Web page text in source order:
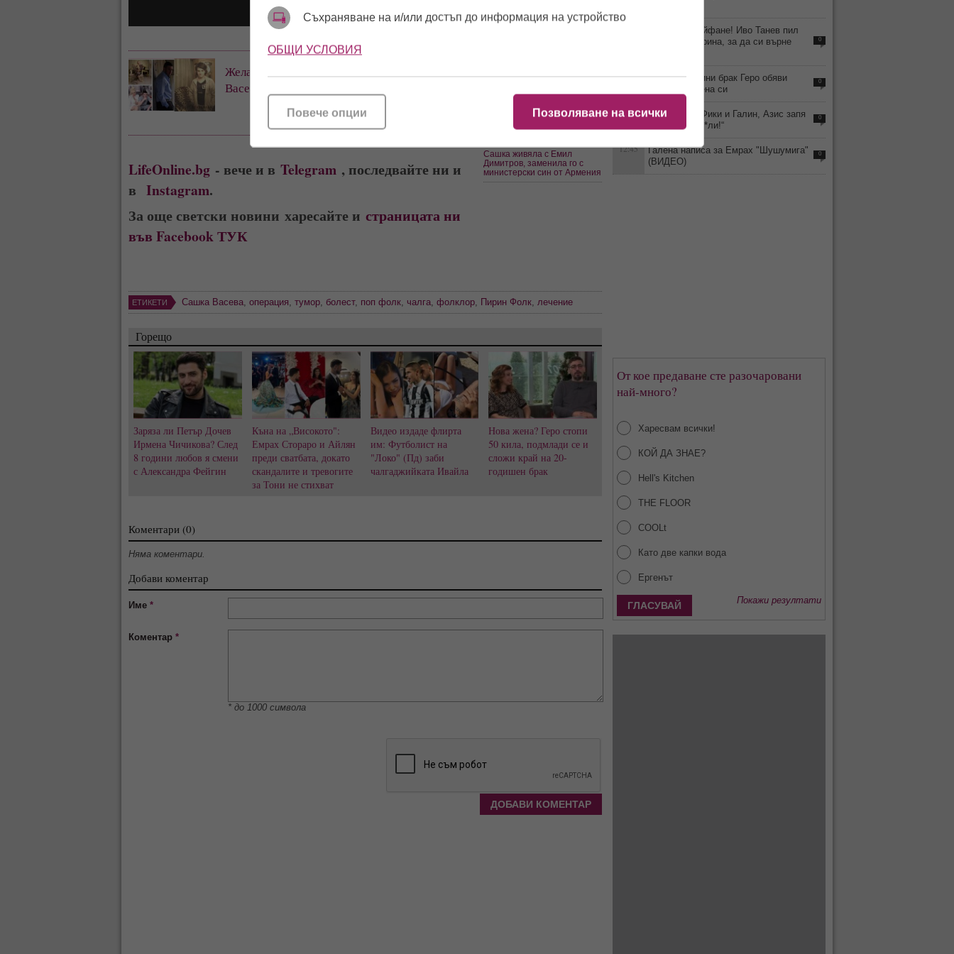
Желан ерген! Порасналият син на Сашка
Васева стана красив абитуриент! (ГАЛЕРИЯ)
LifeOnline.bg - вече и в Telegram , последвайте ни и
в Instagram.
За още светски новини харесайте и страницата ни
във Facebook ТУК
Прекръстиха лакомата
скандалните изцепки на
Васева за Богданска: Тя е
Сашка живяла с Емил
Димитров, заменила го с
министерски син от Армения
ЕТИКЕТИ Сашка Васева, операция, тумор, болест, поп фолк, чалга, фолклор, Пирин Фолк, лечение
Горещо
Заряза ли Петър Дочев
Ирмена Чичикова? След
8 години любов я смени
с Александра Фейгин
Къна на „Високото":
Емрах Стораро и Айлян
преди сватбата, докато
скандалите и тревогите
за Тони не стихват
Видео издаде флирта
им: Футболист на
"Локо" (Пд) заби
чалгаджийката Ивайла
Нова жена? Геро стопи
50 кила, подмлади се и
сложи край на 20-
годишен брак
Коментари (0)
Няма коментари.
Добави коментар
Име *
Коментар *
* до 1000 символа
Смрад и драйфане! Иво Танев пил
магарешка урина, за да си върне
0
16:00
След 18 години брак Геро обяви
развода с жена си
0
11:58
На фона на Фики и Галин, Азис запя
„Аман от пед*ли!“
0
12:45
Галена написа за Емрах "Шушумига"
(ВИДЕО)
0
От кое предаване сте разочаровани
най-много?
Харесвам всички!
КОЙ ДА ЗНАЕ?
Hell's Kitchen
THE FLOOR
COOLt
Като две капки вода
Ергенът
Покажи резултати
Съхраняване на и/или достъп до информация на устройство
ОБЩИ УСЛОВИЯ
Позволяване на всички
Повече опции